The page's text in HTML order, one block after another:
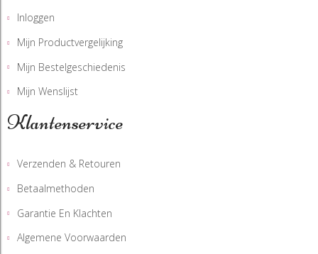
Inloggen
Mijn Productvergelijking
Mijn Bestelgeschiedenis
Mijn Wenslijst
Klantenservice
Verzenden & Retouren
Betaalmethoden
Garantie En Klachten
Algemene Voorwaarden